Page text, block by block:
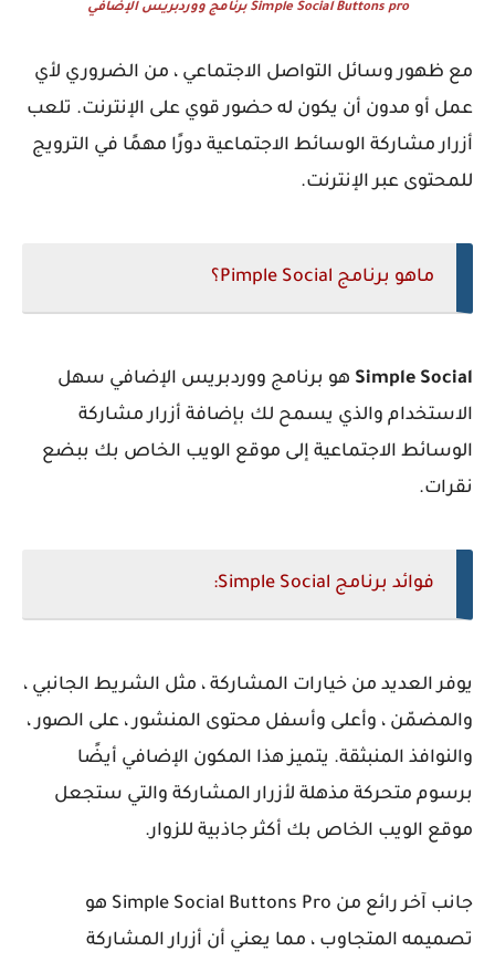
Simple Social Buttons pro برنامج ووردبريس الإضافي
مع ظهور وسائل التواصل الاجتماعي ، من الضروري لأي
عمل أو مدون أن يكون له حضور قوي على الإنترنت. تلعب
أزرار مشاركة الوسائط الاجتماعية دورًا مهمًا في الترويج
للمحتوى عبر الإنترنت.
ماهو برنامج Pimple Social؟
Simple Social هو برنامج ووردبريس الإضافي سهل
الاستخدام والذي يسمح لك بإضافة أزرار مشاركة
الوسائط الاجتماعية إلى موقع الويب الخاص بك ببضع
نقرات.
فوائد برنامج Simple Social:
يوفر العديد من خيارات المشاركة ، مثل الشريط الجانبي ،
والمضمّن ، وأعلى وأسفل محتوى المنشور ، على الصور ،
والنوافذ المنبثقة. يتميز هذا المكون الإضافي أيضًا
برسوم متحركة مذهلة لأزرار المشاركة والتي ستجعل
موقع الويب الخاص بك أكثر جاذبية للزوار.
جانب آخر رائع من Simple Social Buttons Pro هو
تصميمه المتجاوب ، مما يعني أن أزرار المشاركة